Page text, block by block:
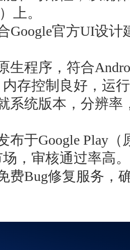
上。
官方UI设计
程序，符合
存控制良好，运
统版本，分辨率
于Google Play（
，审核通过率高。
Bug修复服务，